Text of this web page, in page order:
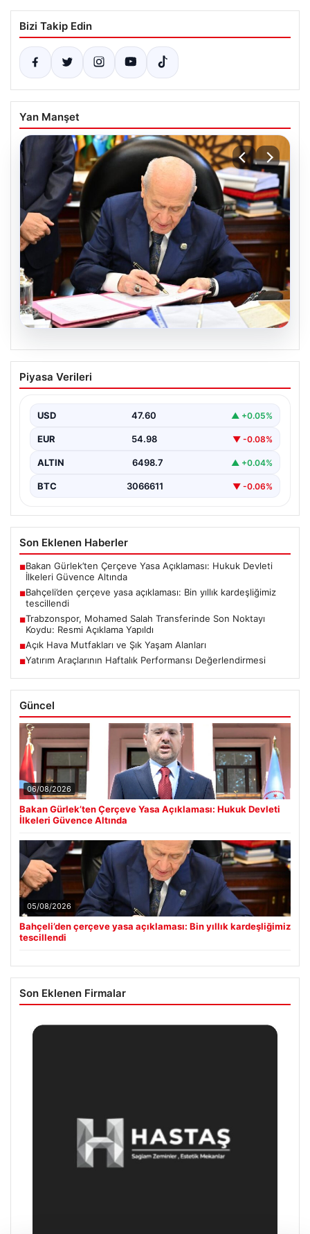
Bizi Takip Edin
Yan Manşet
05.08.2026
Bahçeli’den çerçeve yasa açıklaması:
Bin yıllık kardeşliğimiz tescillendi
Piyasa Verileri
USD 47.60 ▲ +0.05%
EUR 54.98 ▼ -0.08%
ALTIN 6498.7 ▲ +0.04%
BTC 3066611 ▼ -0.06%
Son Eklenen Haberler
■Bakan Gürlek’ten Çerçeve Yasa Açıklaması: Hukuk Devleti
İlkeleri Güvence Altında
■Bahçeli’den çerçeve yasa açıklaması: Bin yıllık kardeşliğimiz
tescillendi
■Trabzonspor, Mohamed Salah Transferinde Son Noktayı
Koydu: Resmi Açıklama Yapıldı
■Açık Hava Mutfakları ve Şık Yaşam Alanları
■Yatırım Araçlarının Haftalık Performansı Değerlendirmesi
Güncel
06/08/2026
Bakan Gürlek’ten Çerçeve Yasa Açıklaması: Hukuk Devleti
İlkeleri Güvence Altında
05/08/2026
Bahçeli’den çerçeve yasa açıklaması: Bin yıllık kardeşliğimiz
tescillendi
Son Eklenen Firmalar